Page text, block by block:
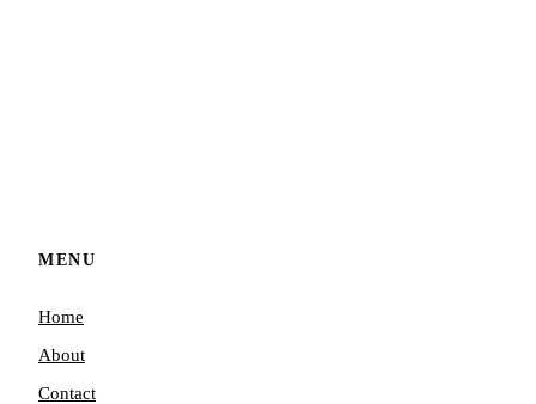
MENU
Home
About
Contact